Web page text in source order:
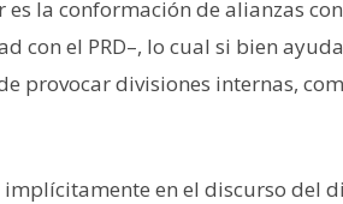
la conformación de alianzas
con el PRD–, lo cual si bien
provocar divisiones internas,
implícitamente en el discurso del